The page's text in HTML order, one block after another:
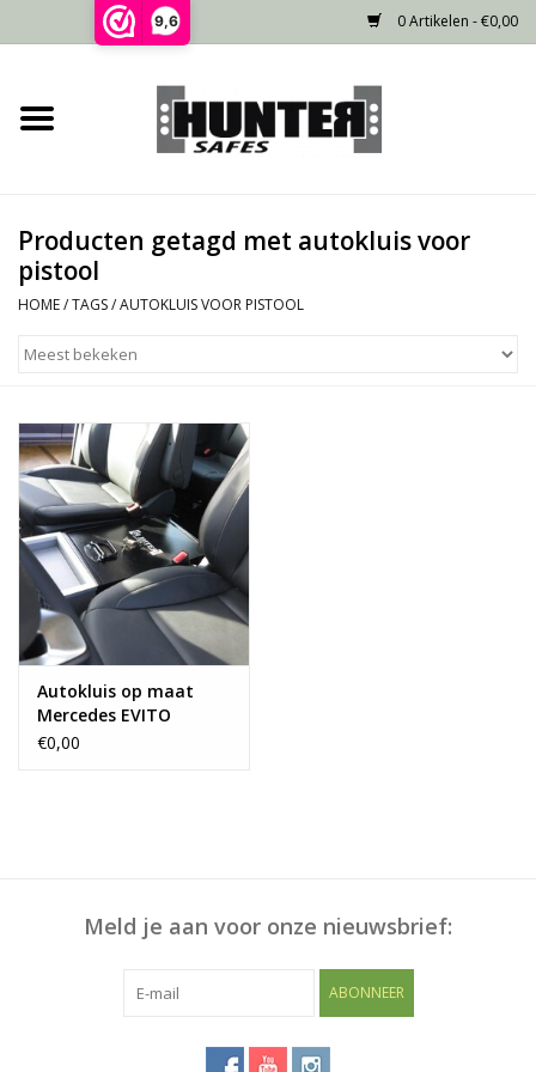
9,6 0 Artikelen - €0,00
Home
Gecertificeerd
Niet gecertificeerd
Recente projecten
Opties
Blog
Producten getagd met autokluis voor
pistool
HOME/TAGS/AUTOKLUIS VOOR PISTOOL
Autokluis op maat
Mercedes EVITO
Tourer
€0,00
Meld je aan voor onze nieuwsbrief:
ABONNEER